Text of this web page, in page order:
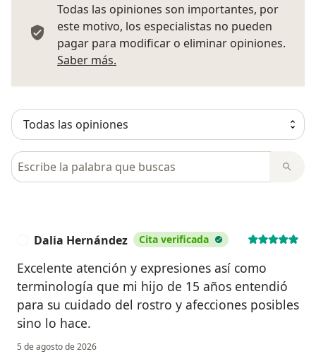
Todas las opiniones son importantes, por
este motivo, los especialistas no pueden
pagar para modificar o eliminar opiniones.
Saber más.
Busca en opiniones
Dalia Hernández Cita verificada
Excelente atención y expresiones así como
terminología que mi hijo de 15 años entendió
para su cuidado del rostro y afecciones posibles
sino lo hace.
5 de agosto de 2026